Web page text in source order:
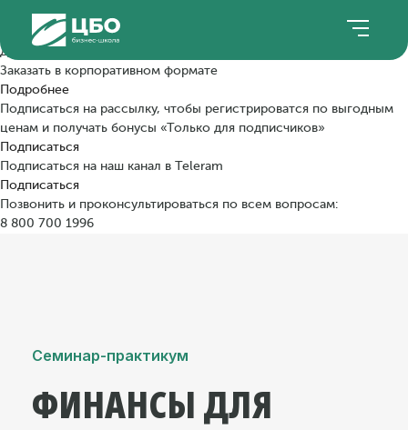
Мы уже провели эту программу
Даты следующего проведения уточняются. Уже сейчас можно:
Заказать в корпоративном формате
Подробнее
Подписаться на рассылку, чтобы регистрироватся по выгодным
ценам и получать бонусы «Только для подписчиков»
Подписаться
Подписаться на наш канал в Teleram
Подписаться
Позвонить и проконсультироваться по всем вопросам:
8 800 700 1996
Семинар-практикум
ФИНАНСЫ ДЛЯ